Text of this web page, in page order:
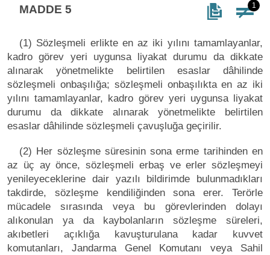
MADDE 5 1
(1) Sözleşmeli erlikte en az iki yılını tamamlayanlar,
kadro görev yeri uygunsa liyakat durumu da dikkate
alınarak yönetmelikte belirtilen esaslar dâhilinde
sözleşmeli onbaşılığa; sözleşmeli onbaşılıkta en az iki
yılını tamamlayanlar, kadro görev yeri uygunsa liyakat
durumu da dikkate alınarak yönetmelikte belirtilen
esaslar dâhilinde sözleşmeli çavuşluğa geçirilir.
(2) Her sözleşme süresinin sona erme tarihinden en
az üç ay önce, sözleşmeli erbaş ve erler sözleşmeyi
yenileyeceklerine dair yazılı bildirimde bulunmadıkları
takdirde, sözleşme kendiliğinden sona erer. Terörle
mücadele sırasında veya bu görevlerinden dolayı
alıkonulan ya da kaybolanların sözleşme süreleri,
akıbetleri açıklığa kavuşturulana kadar kuvvet
komutanları, Jandarma Genel Komutanı veya Sahil